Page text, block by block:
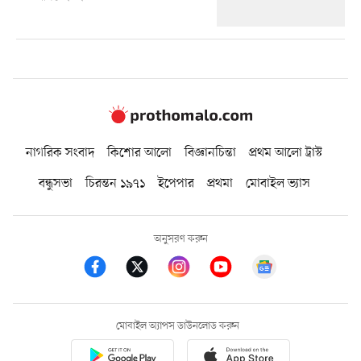
নাগরিক সংবাদ কিশোর আলো বিজ্ঞানচিন্তা
প্রথম আলো ট্রাস্ট
বন্ধুসভা
চিরন্তন ১৯৭১ ইপেপার প্রথমা মোবাইল ভ্যাস
অনুসরণ করুন
মোবাইল অ্যাপস ডাউনলোড করুন